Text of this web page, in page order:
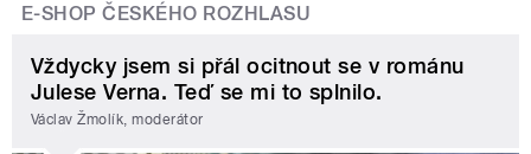
E-SHOP ČESKÉHO ROZHLASU
Vždycky jsem si přál ocitnout se v románu
Julese Verna. Teď se mi to splnilo.
Václav Žmolík, moderátor